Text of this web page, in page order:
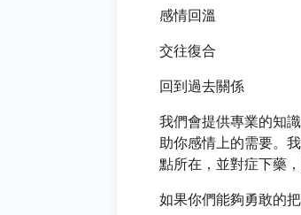
感情回溫
交往復合
回到過去關係
我們會提供專業的知
助你感情上的需要。
點所在，並對症下藥
如果你們能夠勇敢的